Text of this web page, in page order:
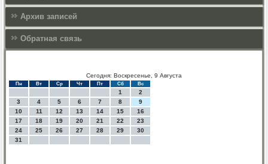
Архив записей
Обратная связь
Сегодня: Воскресенье, 9 Августа
Пн Вт Ср Чт Пт Сб Вс
1
2
3
4 5 6 7 8
9
10
11 12 13 14 15
16
17
18 19 20 21 22
23
24
25 26 27 28 29
30
31